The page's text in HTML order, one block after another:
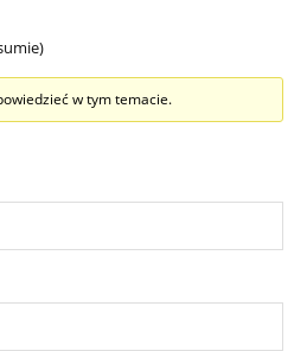
w tym temacie.